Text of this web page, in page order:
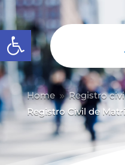
Abrir barra de
Home 9 Registro
Registro Civil de